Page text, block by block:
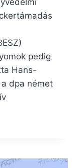
pedig
Hans-
dpa német